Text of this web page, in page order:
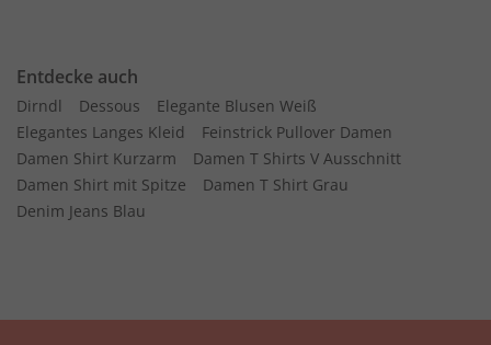
Entdecke auch
Dirndl Dessous
Elegante Blusen Weiß
Elegantes Langes Kleid
Feinstrick Pullover Damen
Damen Shirt Kurzarm
Damen T Shirts V Ausschnitt
Damen Shirt mit Spitze
Damen T Shirt Grau
Denim Jeans Blau